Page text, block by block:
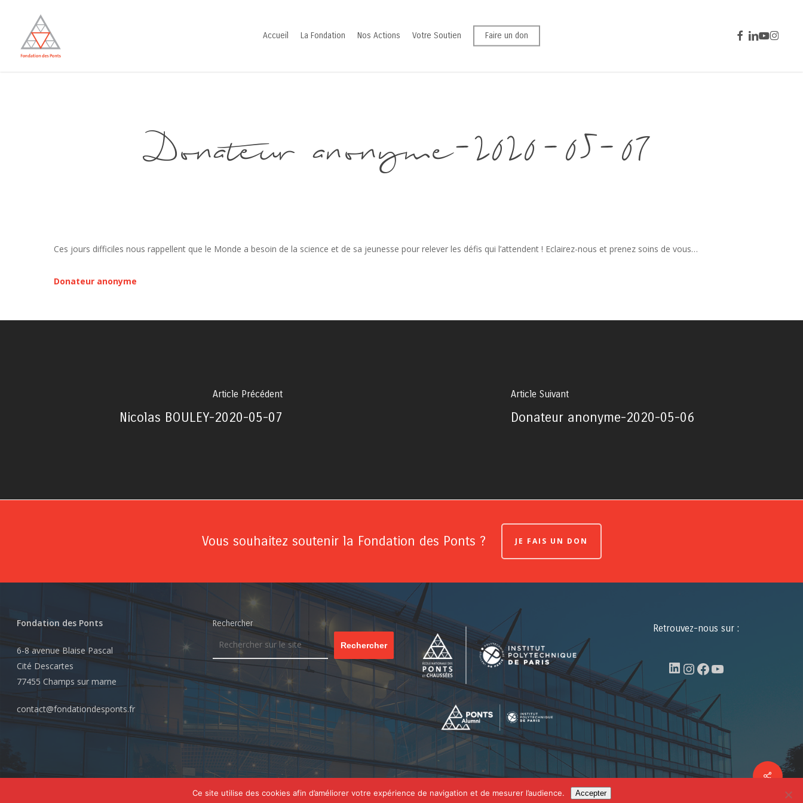
content
Accueil La Fondation Nos Actions Votre Soutien Faire un don facebook
linkedin
youtubeinstagram
Donateur anonyme-2020-05-07
Ces jours difficiles nous rappellent que le Monde a besoin de la science et de sa jeunesse pour relever les défis qui l’attendent ! Eclairez-nous et prenez soins de vous…
Donateur anonyme
Article Précédent
Nicolas BOULEY-2020-05-07
Article Suivant
Donateur anonyme-2020-05-06
Share
Vous souhaitez soutenir la Fondation des Ponts ? JE FAIS UN DON
Fondation des Ponts
6-8 avenue Blaise Pascal
Cité Descartes
77455 Champs sur marne
contact@fondationdesponts.fr
Rechercher
Rechercher
Retrouvez-nous sur :
LinkedIn
Instagram
Facebook
Ce site utilise des cookies afin d’améliorer votre expérience de navigation et de mesurer l’audience. Accepter